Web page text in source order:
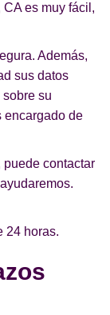
es muy fácil,
Además,
sus datos
su
encargado de
puede contactar
24 horas.